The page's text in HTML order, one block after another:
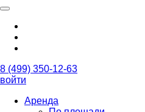
8 (499) 350-12-63
войти
Аренда